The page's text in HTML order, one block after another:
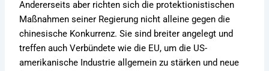
Andererseits aber richten sich die protektionistischen
Maßnahmen seiner Regierung nicht alleine gegen die
chinesische Konkurrenz. Sie sind breiter angelegt und
treffen auch Verbündete wie die EU, um die US-
amerikanische Industrie allgemein zu stärken und neue